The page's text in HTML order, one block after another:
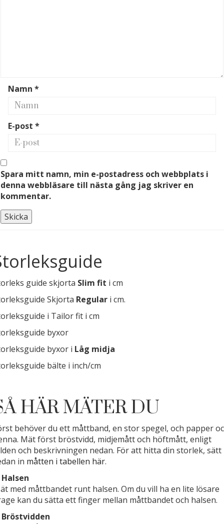
Namn *
E-post *
Spara mitt namn, min e-postadress och webbplats i
denna webbläsare till nästa gång jag skriver en
kommentar.
guide skjorta Slim fit i cm
Skjorta Regular i cm.
i Tailor fit i cm
byxor
byxor i Låg midja
bälte i inch/cm
HÄR MÄTER DU
behöver du ett måttband, en stor spegel, och papper
Mät först bröstvidd, midjemått och höftmått, enligt
och beskrivningen nedan. För att hitta din storlek, sätt
in måtten i tabellen här.
Halsen
med måttbandet runt halsen. Om du vill ha en lite lösare
kan du sätta ett finger mellan måttbandet och halsen.
Bröstvidden